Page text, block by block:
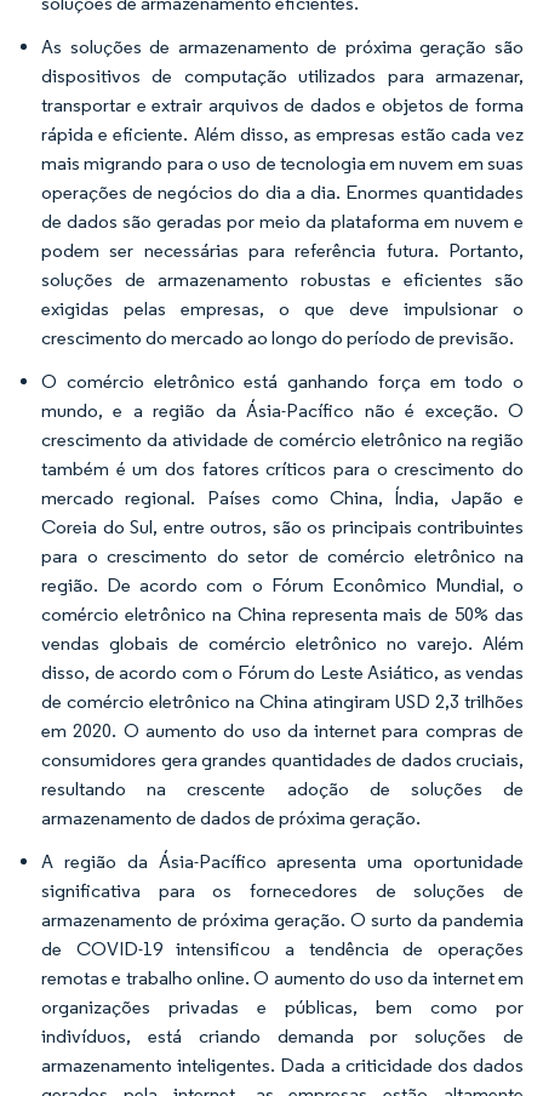
As soluções de armazenamento de próxima geração são
dispositivos de computação utilizados para armazenar,
transportar e extrair arquivos de dados e objetos de forma
rápida e eficiente. Além disso, as empresas estão cada vez
mais migrando para o uso de tecnologia em nuvem em suas
operações de negócios do dia a dia. Enormes quantidades
de dados são geradas por meio da plataforma em nuvem e
podem ser necessárias para referência futura. Portanto,
soluções de armazenamento robustas e eficientes são
exigidas pelas empresas, o que deve impulsionar o
crescimento do mercado ao longo do período de previsão.
O comércio eletrônico está ganhando força em todo o
mundo, e a região da Ásia-Pacífico não é exceção. O
crescimento da atividade de comércio eletrônico na região
também é um dos fatores críticos para o crescimento do
mercado regional. Países como China, Índia, Japão e
Coreia do Sul, entre outros, são os principais contribuintes
para o crescimento do setor de comércio eletrônico na
região. De acordo com o Fórum Econômico Mundial, o
comércio eletrônico na China representa mais de 50% das
vendas globais de comércio eletrônico no varejo. Além
disso, de acordo com o Fórum do Leste Asiático, as vendas
de comércio eletrônico na China atingiram USD 2,3 trilhões
em 2020. O aumento do uso da internet para compras de
consumidores gera grandes quantidades de dados cruciais,
resultando na crescente adoção de soluções de
armazenamento de dados de próxima geração.
A região da Ásia-Pacífico apresenta uma oportunidade
significativa para os fornecedores de soluções de
armazenamento de próxima geração. O surto da pandemia
de COVID-19 intensificou a tendência de operações
remotas e trabalho online. O aumento do uso da internet em
organizações privadas e públicas, bem como por
indivíduos, está criando demanda por soluções de
armazenamento inteligentes. Dada a criticidade dos dados